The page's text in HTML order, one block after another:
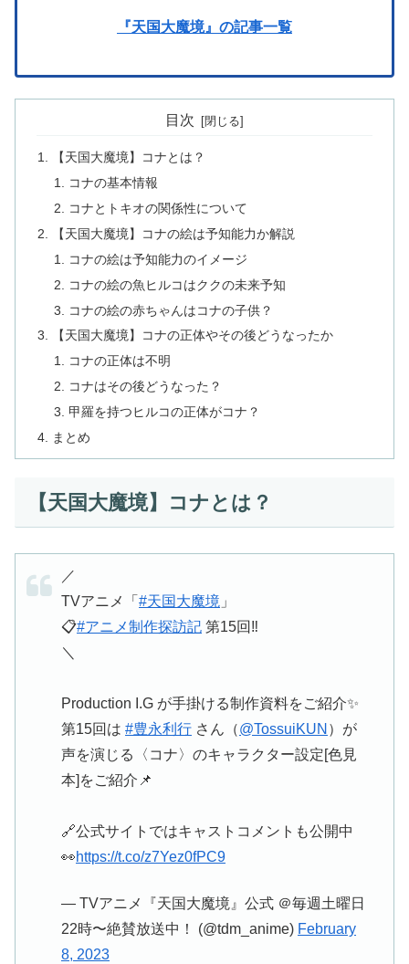
『天国大魔境』の記事一覧
目次
【天国大魔境】コナとは？
コナの基本情報
コナとトキオの関係性について
【天国大魔境】コナの絵は予知能力か解説
コナの絵は予知能力のイメージ
コナの絵の魚ヒルコはククの未来予知
コナの絵の赤ちゃんはコナの子供？
【天国大魔境】コナの正体やその後どうなったか
コナの正体は不明
コナはその後どうなった？
甲羅を持つヒルコの正体がコナ？
まとめ
【天国大魔境】コナとは？
／
TVアニメ「 #天国大魔境 」
📋#アニメ制作探訪記 第15回‼️
＼
Production I.G が手掛ける制作資料をご紹介✨
第15回は #豊永利行 さん（@TossuiKUN ）が
声を演じる〈コナ〉のキャラクター設定[色見
本]をご紹介📌
🔗公式サイトではキャストコメントも公開中
👀https://t.co/z7Yez0fPC9
— TVアニメ『天国大魔境』公式 ＠毎週土曜日
22時〜絶賛放送中！ (@tdm_anime) February
8, 2023